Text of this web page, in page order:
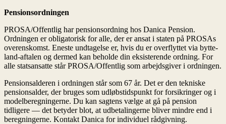
Pensionsordningen
PROSA/Offentlig har pensionsordning hos Danica Pension.
Ordningen er obligatorisk for alle, der er ansat i staten på PROSAs
overenskomst. Eneste undtagelse er, hvis du er overflyttet via bytte-
land-aftalen og dermed kan beholde din eksisterende ordning. For
alle statsansatte står PROSA/Offentlig som arbejdsgiver i ordningen.
Pensionsalderen i ordningen står som 67 år. Det er den tekniske
pensionsalder, der bruges som udløbstidspunkt for forsikringer og i
modelberegningerne. Du kan sagtens vælge at gå på pension
tidligere — det betyder blot, at udbetalingerne bliver mindre end i
beregningerne. Kontakt Danica for individuel rådgivning.